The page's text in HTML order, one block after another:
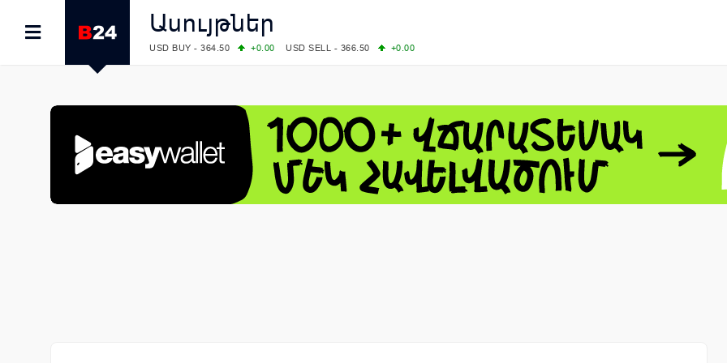
Ասույթներ
USD BUY - 364.50 +0.00 USD SELL - 366.50
+0.00
COMEX: PLATINUM - 1749.90
LME: ALUMINIUM - 3184.00
-0.27 COPPER - 13791.00
-0.12
LME: NICKEL - 17249.00
+0.09 TIN - 55268.00
+2.50
LME: LEAD - 1877.50
-1.00 ZINC - 3643.00
+1.43
FOREX: USD/JPY - 158.37
+0.44 EUR/GBP - 1.1521
-0.23
FOREX: EUR/USD - 1.1521
-0.23 GBP/USD - 1.3448
-0.08